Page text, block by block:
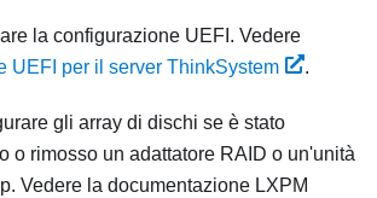
la configurazione UEFI. Vedere
UEFI per il server ThinkSystem
.
gli array di dischi se è stato
o rimosso un adattatore RAID o un'unità
Vedere la documentazione LXPM